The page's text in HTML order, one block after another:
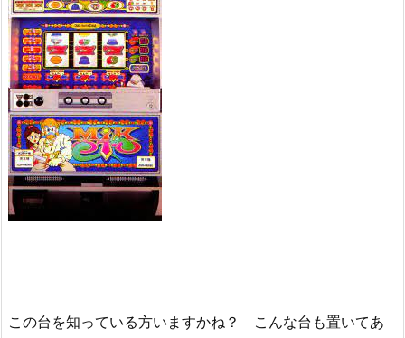
この台を知っている方いますかね？ こんな台も置いてあ